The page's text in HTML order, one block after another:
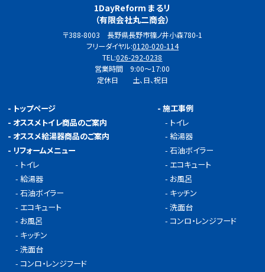
1DayReform まるリ
（有限会社丸二商会）
〒388-8003 長野県長野市篠ノ井小森780-1
フリーダイヤル:0120-020-114
TEL:026-292-0238
営業時間 9:00～17:00
定休日 土、日、祝日
- トップページ
- オススメトイレ商品のご案内
- オススメ給湯器商品のご案内
- リフォームメニュー
- トイレ
-給湯器
-石油ボイラー
- エコキュート
- お風呂
- キッチン
-洗面台
- コンロ・レンジフード
-施工事例
- トイレ
-給湯器
-石油ボイラー
- エコキュート
- お風呂
- キッチン
-洗面台
- コンロ・レンジフード